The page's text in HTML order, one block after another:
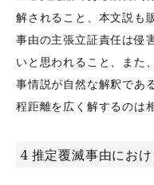
解されること、本文説も
事由の主張立証責任は侵
いと思われること、また
事情説が自然な解釈であ
程距離を広く解するのは
4 推定覆滅事由にお